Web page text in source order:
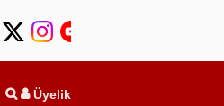
Üyelik